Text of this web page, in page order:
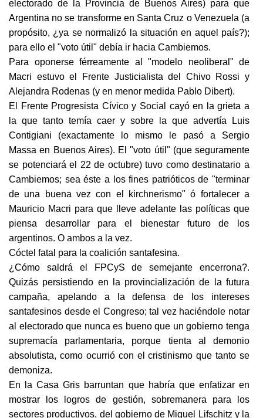
electorado de la Provincia de Buenos Aires) para que
Argentina no se transforme en Santa Cruz o Venezuela (a
propósito, ¿ya se normalizó la situación en aquel país?);
para ello el "voto útil" debía ir hacia Cambiemos.
Para oponerse férreamente al "modelo neoliberal" de
Macri estuvo el Frente Justicialista del Chivo Rossi y
Alejandra Rodenas (y en menor medida Pablo Dibert).
El Frente Progresista Cívico y Social cayó en la grieta a
la que tanto temía caer y sobre la que advertía Luis
Contigiani (exactamente lo mismo le pasó a Sergio
Massa en Buenos Aires). El "voto útil" (que seguramente
se potenciará el 22 de octubre) tuvo como destinatario a
Cambiemos; sea éste a los fines patrióticos de "terminar
de una buena vez con el kirchnerismo" ó fortalecer a
Mauricio Macri para que lleve adelante las políticas que
piensa desarrollar para el bienestar futuro de los
argentinos. O ambos a la vez.
Cóctel fatal para la coalición santafesina.
¿Cómo saldrá el FPCyS de semejante encerrona?.
Quizás persistiendo en la provincialización de la futura
campaña, apelando a la defensa de los intereses
santafesinos desde el Congreso; tal vez haciéndole notar
al electorado que nunca es bueno que un gobierno tenga
supremacía parlamentaria, porque tienta al demonio
absolutista, como ocurrió con el cristinismo que tanto se
demoniza.
En la Casa Gris barruntan que habría que enfatizar en
mostrar los logros de gestión, sobremanera para los
sectores productivos, del gobierno de Miguel Lifschitz y la